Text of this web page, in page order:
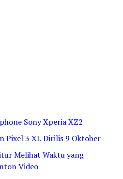
Sony Xperia XZ2
Pixel 3 XL Dirilis 9 Oktober
Melihat Waktu yang
Video